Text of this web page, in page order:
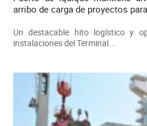
arribo de carga de proyectos
Un destacable hito logístico y
instalaciones del Terminal...